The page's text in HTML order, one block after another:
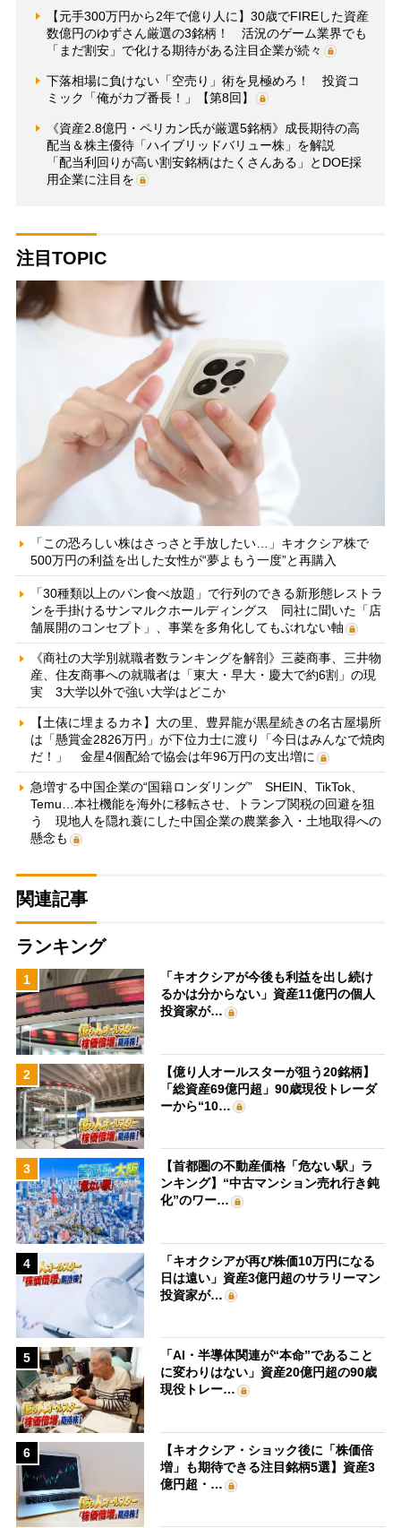
【元手300万円から2年で億り人に】30歳でFIREした資産
数億円のゆずさん厳選の3銘柄！ 活況のゲーム業界でも
「まだ割安」で化ける期待がある注目企業が続々
下落相場に負けない「空売り」術を見極めろ！ 投資コ
ミック「俺がカブ番長！」【第8回】
《資産2.8億円・ペリカン氏が厳選5銘柄》成長期待の高
配当＆株主優待「ハイブリッドバリュー株」を解説
「配当利回りが高い割安銘柄はたくさんある」とDOE採
用企業に注目を
注目TOPIC
「この恐ろしい株はさっさと手放したい…」キオクシア株で
500万円の利益を出した女性が“夢よもう一度”と再購入
「30種類以上のパン食べ放題」で行列のできる新形態レストラ
ンを手掛けるサンマルクホールディングス 同社に聞いた「店
舗展開のコンセプト」、事業を多角化してもぶれない軸
《商社の大学別就職者数ランキングを解剖》三菱商事、三井物
産、住友商事への就職者は「東大・早大・慶大で約6割」の現
実 3大学以外で強い大学はどこか
【土俵に埋まるカネ】大の里、豊昇龍が黒星続きの名古屋場所
は「懸賞金2826万円」が下位力士に渡り「今日はみんなで焼肉
だ！」 金星4個配給で協会は年96万円の支出増に
急増する中国企業の“国籍ロンダリング” SHEIN、TikTok、
Temu…本社機能を海外に移転させ、トランプ関税の回避を狙
う 現地人を隠れ蓑にした中国企業の農業参入・土地取得への
懸念も
関連記事
ランキング
1
「キオクシアが今後も利益を出し続け
るかは分からない」資産11億円の個人
投資家が…
2
【億り人オールスターが狙う20銘柄】
「総資産69億円超」90歳現役トレーダ
ーから“10…
3
【首都圏の不動産価格「危ない駅」ラ
ンキング】“中古マンション売れ行き鈍
化”のワー…
4
「キオクシアが再び株価10万円になる
日は遠い」資産3億円超のサラリーマン
投資家が…
5
「AI・半導体関連が“本命”であること
に変わりはない」資産20億円超の90歳
現役トレー…
6
【キオクシア・ショック後に「株価倍
増」も期待できる注目銘柄5選】資産3
億円超・…